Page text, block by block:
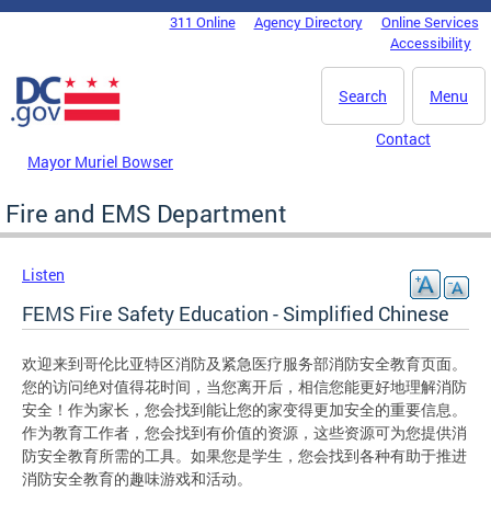
Skip to main content
DC Agency Top Menu311 Online Agency Directory
Online Services
Accessibility
Menu
Search
Mayor Muriel Bowser
Contact
Fire and EMS Department
Listen
FEMS Fire Safety Education - Simplified Chinese
欢迎来到哥伦比亚特区消防及紧急医疗服务部消防安全教育页面。
您的访问绝对值得花时间，当您离开后，相信您能更好地理解消防
安全！作为家长，您会找到能让您的家变得更加安全的重要信息。
作为教育工作者，您会找到有价值的资源，这些资源可为您提供消
防安全教育所需的工具。如果您是学生，您会找到各种有助于推进
消防安全教育的趣味游戏和活动。